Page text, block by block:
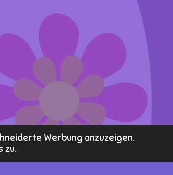
Werbung anzuzeigen.
zu.